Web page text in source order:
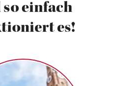
so einfach
es!